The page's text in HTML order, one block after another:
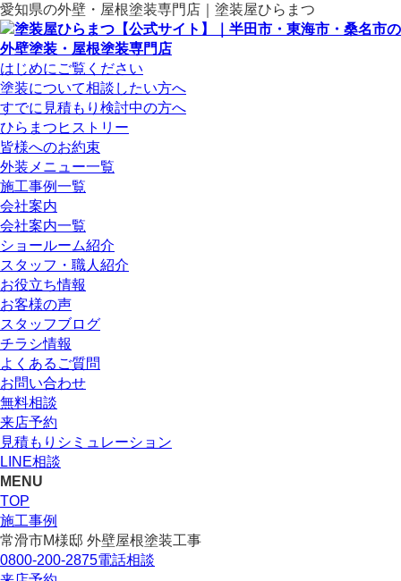
愛知県の外壁・屋根塗装専門店｜塗装屋ひらまつ
はじめにご覧ください
塗装について相談したい方へ
すでに見積もり検討中の方へ
ひらまつヒストリー
皆様へのお約束
外装メニュー一覧
施工事例一覧
会社案内
会社案内一覧
ショールーム紹介
スタッフ・職人紹介
お役立ち情報
お客様の声
スタッフブログ
チラシ情報
よくあるご質問
お問い合わせ
無料相談
来店予約
見積もりシミュレーション
LINE相談
MENU
TOP
施工事例
常滑市M様邸 外壁屋根塗装工事
0800-200-2875電話相談